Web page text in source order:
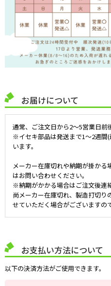
お届けについて
通常、ご注文日から2～5営業日前
※イセキ部品は発送まで1～2週間
います。
メーカー在庫切れや納期が掛か
はお問い合わせください。
※納期がかかる場合はご注文後連
尚メーカー在庫切れ、製造打切り
せていただく場合がございますの
お支払い方法について
以下の決済方法がご使用できます。